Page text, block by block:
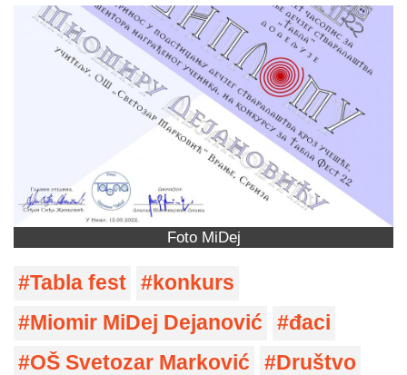
Foto MiDej
Tabla fest
konkurs
Miomir MiDej Dejanović
đaci
OŠ Svetozar Marković
Društvo